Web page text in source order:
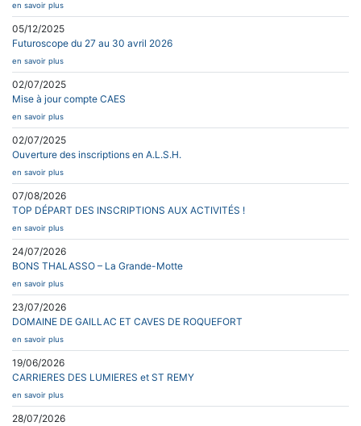
en savoir plus
05/12/2025
Futuroscope du 27 au 30 avril 2026
en savoir plus
02/07/2025
Mise à jour compte CAES
en savoir plus
02/07/2025
Ouverture des inscriptions en A.L.S.H.
en savoir plus
07/08/2026
TOP DÉPART DES INSCRIPTIONS AUX ACTIVITÉS !
en savoir plus
24/07/2026
BONS THALASSO – La Grande-Motte
en savoir plus
23/07/2026
DOMAINE DE GAILLAC ET CAVES DE ROQUEFORT
en savoir plus
19/06/2026
CARRIERES DES LUMIERES et ST REMY
en savoir plus
28/07/2026